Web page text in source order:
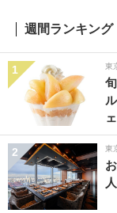
週間ランキング
1 東
2 東